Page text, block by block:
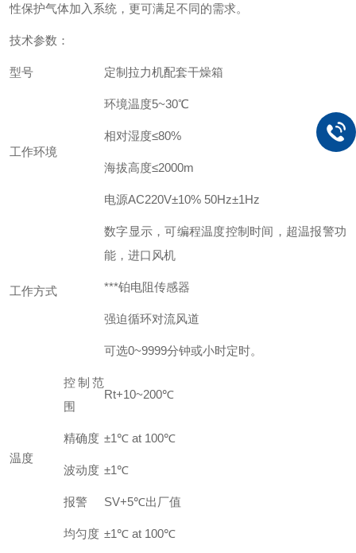
性保护气体加入系统，更可满足不同的需求。
技术参数：
型号 定制拉力机配套干燥箱
工作环境
环境温度5~30℃
相对湿度≤80%
海拔高度≤2000m
电源AC220V±10% 50Hz±1Hz
工作方式
数字显示，可编程温度控制时间，超温报警功
能，进口风机
***铂电阻传感器
强迫循环对流风道
可选0~9999分钟或小时定时。
温度
控制范
围
Rt+10~200℃
精确度 ±1℃ at 100℃
波动度 ±1℃
报警 SV+5℃出厂值
均匀度 ±1℃ at 100℃